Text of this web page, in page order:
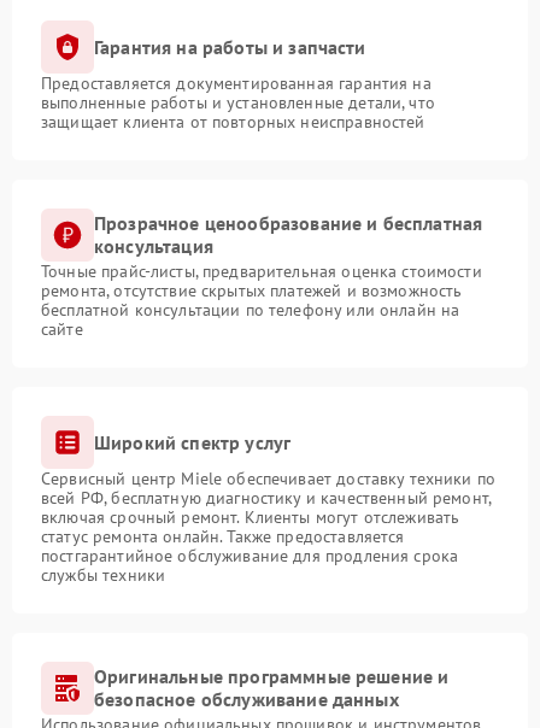
Гарантия на работы и запчасти
Предоставляется документированная гарантия на
выполненные работы и установленные детали, что
защищает клиента от повторных неисправностей
Прозрачное ценообразование и бесплатная
консультация
Точные прайс-листы, предварительная оценка стоимости
ремонта, отсутствие скрытых платежей и возможность
бесплатной консультации по телефону или онлайн на
сайте
Широкий спектр услуг
Сервисный центр Miele обеспечивает доставку техники по
всей РФ, бесплатную диагностику и качественный ремонт,
включая срочный ремонт. Клиенты могут отслеживать
статус ремонта онлайн. Также предоставляется
постгарантийное обслуживание для продления срока
службы техники
Оригинальные программные решение и
безопасное обслуживание данных